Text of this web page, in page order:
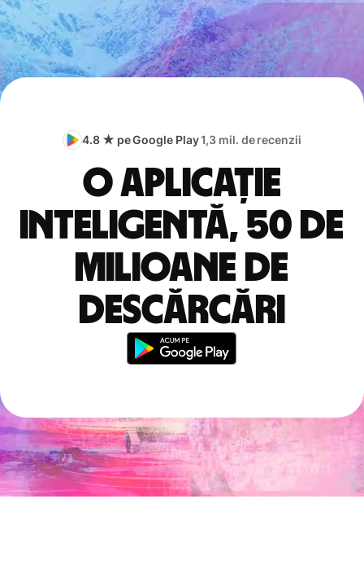
4.8 ★ pe Google Play1,3 mil. de recenzii
O aplicație
inteligentă, 50 de
milioane de
descărcări